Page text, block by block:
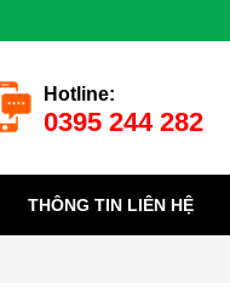
Hotline:
0395 244 282
THÔNG TIN LIÊN HỆ